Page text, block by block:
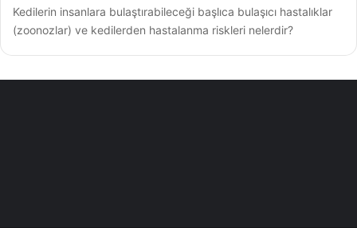
Kedilerin insanlara bulaştırabileceği başlıca bulaşıcı hastalıklar
(zoonozlar) ve kedilerden hastalanma riskleri nelerdir?